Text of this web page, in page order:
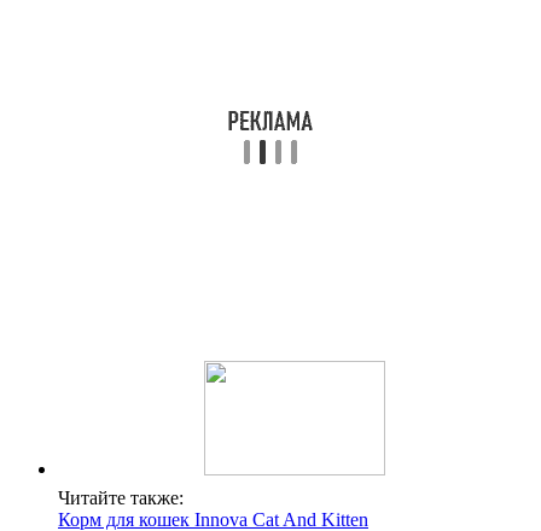
Читайте также:
Корм для кошек Innova Cat And Kitten